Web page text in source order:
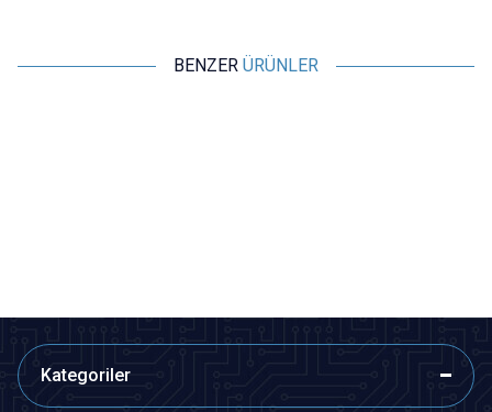
BENZER ÜRÜNLER
Kategoriler